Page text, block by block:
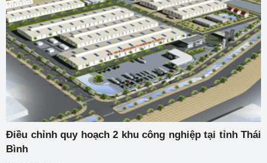
Điều chỉnh quy hoạch 2 khu công nghiệp tại tỉnh Thái
Bình